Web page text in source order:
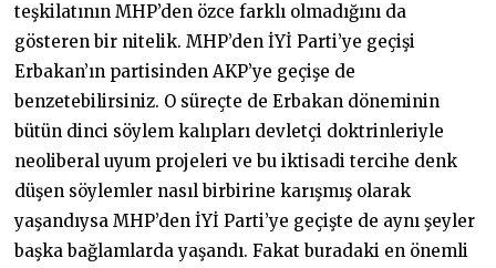
teşkilatının MHP’den özce farklı olmadığını da
gösteren bir nitelik. MHP’den İYİ Parti’ye geçişi
Erbakan’ın partisinden AKP’ye geçişe de
benzetebilirsiniz. O süreçte de Erbakan döneminin
bütün dinci söylem kalıpları devletçi doktrinleriyle
neoliberal uyum projeleri ve bu iktisadi tercihe denk
düşen söylemler nasıl birbirine karışmış olarak
yaşandıysa MHP’den İYİ Parti’ye geçişte de aynı şeyler
başka bağlamlarda yaşandı. Fakat buradaki en önemli